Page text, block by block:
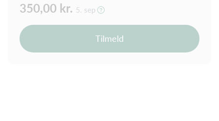
350,00 kr. 5. sep
Tilmeld